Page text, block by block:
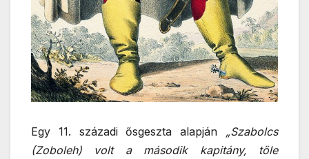
Egy 11. századi ősgeszta alapján „Szabolcs
(Zoboleh) volt a második kapitány, tőle